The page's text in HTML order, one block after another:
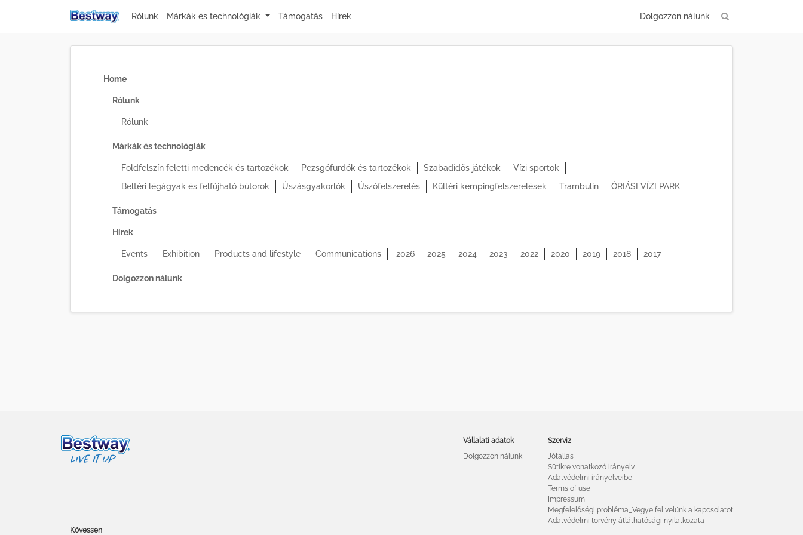
Rólunk Márkák és technológiák Támogatás Hírek Dolgozzon nálunk
Home
Rólunk
Rólunk
Márkák és technológiák
Földfelszín feletti medencék és tartozékok Pezsgőfürdők és tartozékok Szabadidős játékok
Vízi sportok
Beltéri légágyak és felfújható bútorok
Úszásgyakorlók Úszófelszerelés Kültéri kempingfelszerelések Trambulin ÓRIÁSI VÍZI PARK
Támogatás
Hírek
Events Exhibition Products and lifestyle Communications 2026 2025 2024 2023 2022 2020 2019 2018 2017
Dolgozzon nálunk
Vállalati adatok
Dolgozzon nálunk
Szerviz
Jótállás
Sütikre vonatkozó irányelv
Adatvédelmi irányelveibe
Terms of use
Impressum
Megfelelőségi probléma_Vegye fel velünk a kapcsolatot
Adatvédelmi törvény átláthatósági nyilatkozata
Kövessen